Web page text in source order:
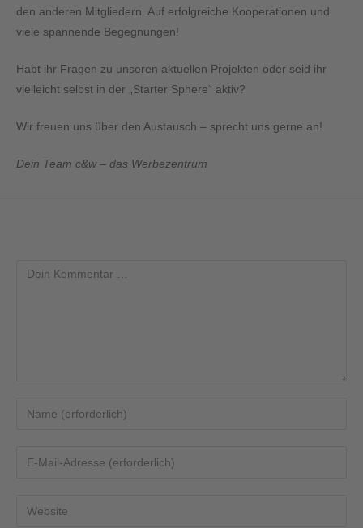
den anderen Mitgliedern. Auf erfolgreiche Kooperationen und
viele spannende Begegnungen!
Habt ihr Fragen zu unseren aktuellen Projekten oder seid ihr
vielleicht selbst in der „Starter Sphere“ aktiv?
Wir freuen uns über den Austausch – sprecht uns gerne an!
Dein Team c&w – das Werbezentrum